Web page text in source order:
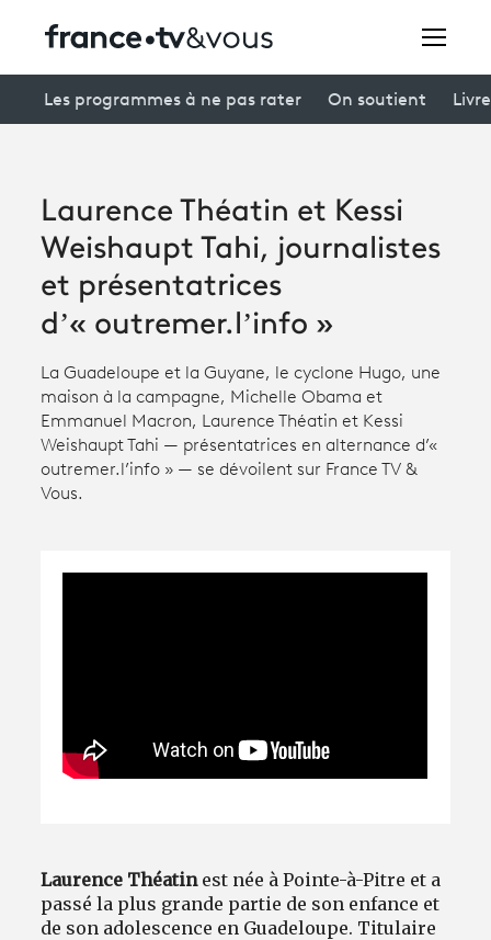
Creators
À la une
Participer et assister à une émission
À votre écoute
Productions et innovation
Programme tv
Les programmes à ne pas rater On soutient
Laurence Théatin et Kessi
Weishaupt Tahi, journalistes
et présentatrices
d’« outremer.l’info »
La Guadeloupe et la Guyane, le cyclone Hugo, une
maison à la campagne, Michelle Obama et
Emmanuel Macron, Laurence Théatin et Kessi
Weishaupt Tahi — présentatrices en alternance d’«
outremer.l’info » — se dévoilent sur France TV &
Vous.
Laurence Théatin est née à Pointe-à-Pitre et a
passé la plus grande partie de son enfance et
de son adolescence en Guadeloupe. Titulaire